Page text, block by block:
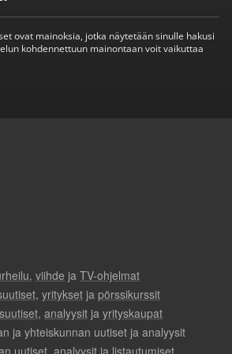
ovat mainoksia, jotka näytetään sinulle hakusi
kohdennettuun mainontaan voit vaikuttaa